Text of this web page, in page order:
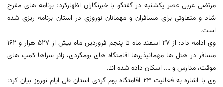
مرتضی عربی عصر یکشنبه در گفتگو با خبرنگاران اظهارکرد: برنامه های مفرح
شاد و متفاوتی برای مسافران و مهمانان نوروزی در استان برنامه ریزی شده
است.
وی ادامه داد: از 27 اسفند ماه تا پنجم فروردین ماه بیش از 527 هزار و 162
مسافر در هتل ها مهمانپذیرها اقامتگاه های بومگردی، زائر سراها کمپ های
موقت، مدارس و …. اسکان داده شده اند.
وی با اشاره به فعالیت 23 اقامتگاه بوم گردی استان طی ایام نوروز بیان کرد: